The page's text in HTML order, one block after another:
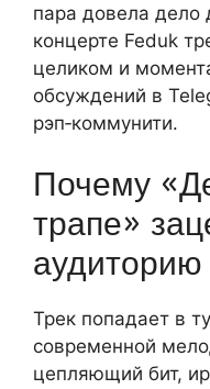
пара довела дело
концерте Feduk
целиком и
обсуждений в
рэп‑коммунити.
Почему
трапе»
аудиторию
Трек попадает в
современной
цепляющий бит,